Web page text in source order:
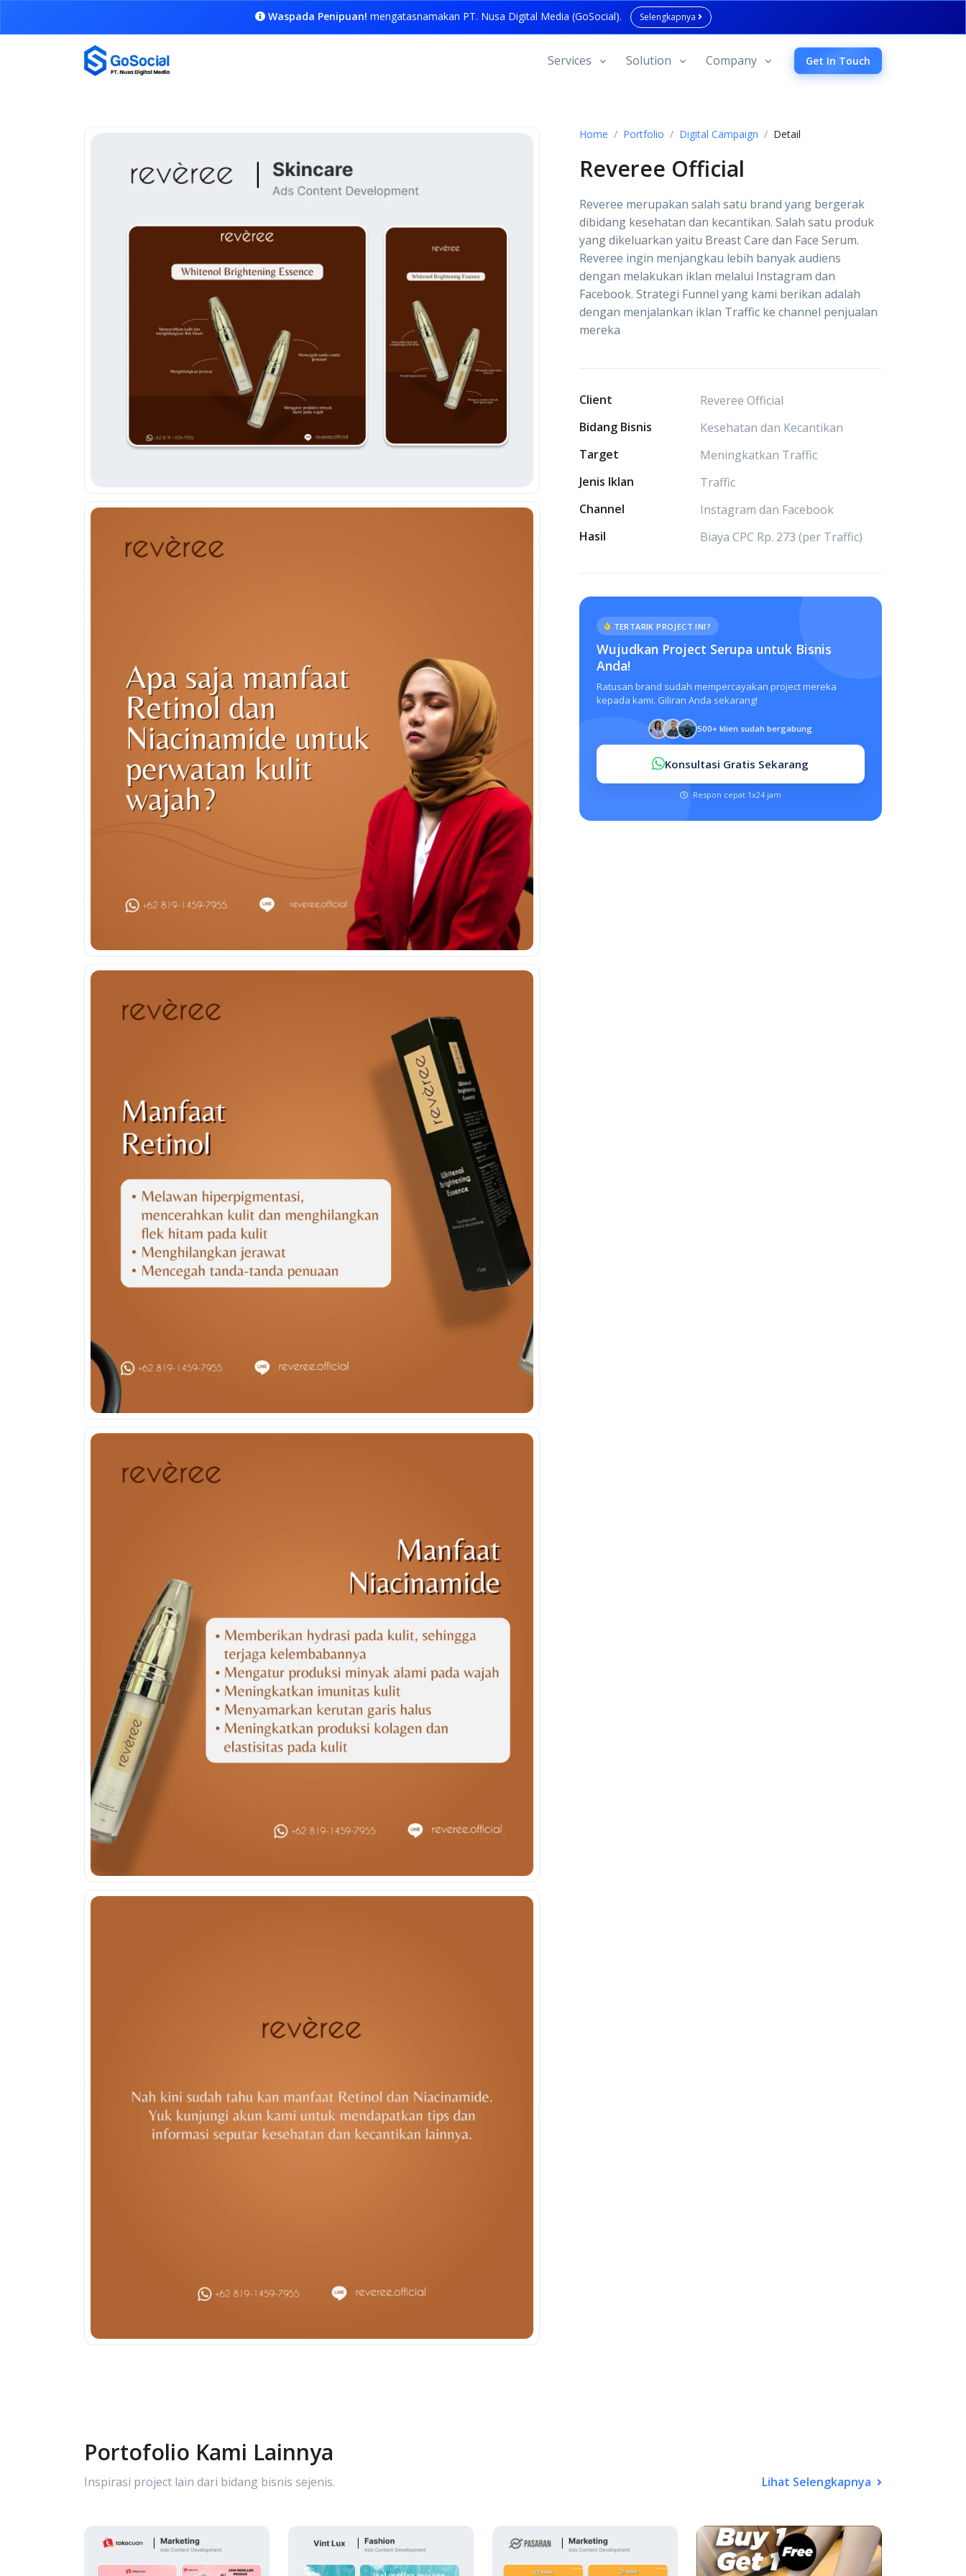
Waspada Penipuan! mengatasnamakan PT. Nusa Digital Media (GoSocial). Selengkapnya
Services Solution Company Get In Touch
Home Portfolio Digital Campaign Detail
Reveree Official
Reveree merupakan salah satu brand yang bergerak
dibidang kesehatan dan kecantikan. Salah satu produk
yang dikeluarkan yaitu Breast Care dan Face Serum.
Reveree ingin menjangkau lebih banyak audiens
dengan melakukan iklan melalui Instagram dan
Facebook. Strategi Funnel yang kami berikan adalah
dengan menjalankan iklan Traffic ke channel penjualan
mereka
Client
Reveree Official
Bidang Bisnis
Kesehatan dan Kecantikan
Target
Meningkatkan Traffic
Jenis Iklan
Traffic
Channel
Instagram dan Facebook
Hasil
Biaya CPC Rp. 273 (per Traffic)
TERTARIK PROJECT INI?
Wujudkan Project Serupa untuk Bisnis
Anda!
Ratusan brand sudah mempercayakan project mereka
kepada kami. Giliran Anda sekarang!
500+ klien sudah bergabung
Konsultasi Gratis Sekarang
Respon cepat 1x24 jam
Portofolio Kami Lainnya
Inspirasi project lain dari bidang bisnis sejenis. Lihat Selengkapnya